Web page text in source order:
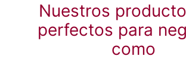
Nuestros
perfectos para
como